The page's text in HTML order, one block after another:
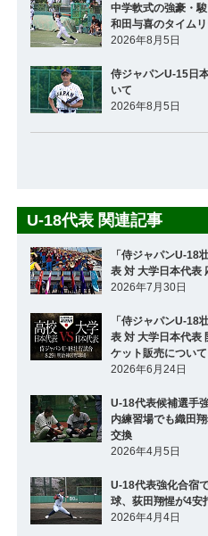
中学軟式の強豪・
和田与喜のタイム
2026年8月5日
侍ジャパンU-15日
いて
2026年8月5日
U-18代表 関連記事
「侍ジャパンU-18
表 対 大学日本代表
2026年7月30日
「侍ジャパンU-18
表 対 大学日本代表
ケット販売について
2026年6月24日
U-18代表候補選手
内練習場でも織田
交換
2026年4月5日
U-18代表強化合宿
球、荻田翔惺が4安
2026年4月4日